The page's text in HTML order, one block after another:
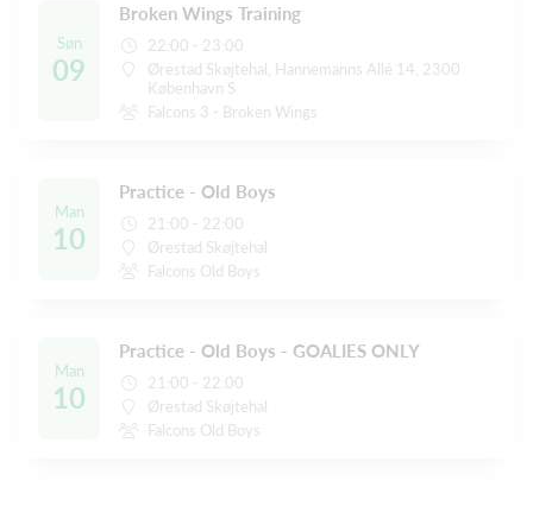
Søn
09
Broken Wings Training
22:00 - 23:00
Ørestad Skøjtehal, Hannemanns Allé 14, 2300
København S
Falcons 3 - Broken Wings
Man
10
Practice - Old Boys
21:00 - 22:00
Ørestad Skøjtehal
Falcons Old Boys
Man
10
Practice - Old Boys - GOALIES ONLY
21:00 - 22:00
Ørestad Skøjtehal
Falcons Old Boys